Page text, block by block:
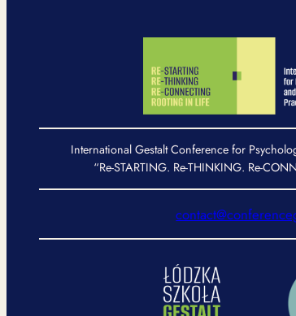
International Gestalt Conference for
“Re-STARTING. Re-THINKING. Re-